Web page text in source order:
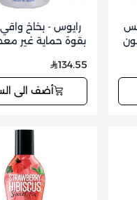
رايوس - بخاخ
بقوة حماية غير
134.55
أضف الى